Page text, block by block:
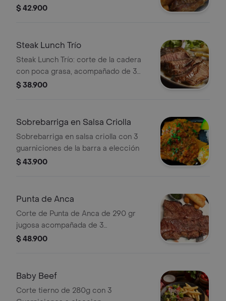
elección
$ 42.900
Steak Lunch Trío
Steak Lunch Trío: corte de la cadera
con poca grasa, acompañado de 3
guarniciones a elección
$ 38.900
Sobrebarriga en Salsa Criolla
Sobrebarriga en salsa criolla con 3
guarniciones de la barra a elección
$ 43.900
Punta de Anca
Corte de Punta de Anca de 290 gr
jugosa acompañada de 3
acompañamientos de la barra a
$ 48.900
Baby Beef
Corte tierno de 280g con 3